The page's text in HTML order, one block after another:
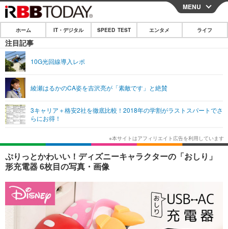
CLOSE
ホーム
IT・デジタル
ショッピング その他
SPEED TEST
エンタメ
エンタメTOP
韓国・芸能
音楽 スポーツ
ショッピング その他
ライフ
ライフTOP グルメ
ペット ショッピング
その他
リリース一覧
プッシュ通知の停止方法
MENU
ホーム IT・デジタル SPEED TEST エンタメ ライフ
注目記事
10G光回線導入レポ
綾瀬はるかのCA姿を吉沢亮が「素敵です」と絶賛
3キャリア＋格安2社を徹底比較！2018年の学割がラストスパートでさ
らにお得！
ぷりっとかわいい！ディズニーキャラクターの「おしり」
形充電器 6枚目の写真・画像